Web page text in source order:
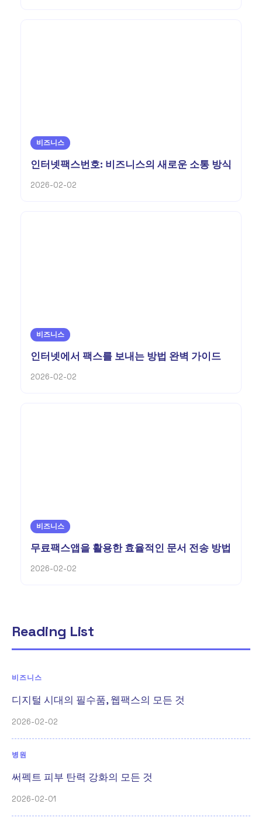
비즈니스
인터넷팩스번호: 비즈니스의 새로운 소통 방식
2026-02-02
비즈니스
인터넷에서 팩스를 보내는 방법 완벽 가이드
2026-02-02
비즈니스
무료팩스앱을 활용한 효율적인 문서 전송 방법
2026-02-02
Reading List
비즈니스
디지털 시대의 필수품, 웹팩스의 모든 것
2026-02-02
병원
써펙트 피부 탄력 강화의 모든 것
2026-02-01